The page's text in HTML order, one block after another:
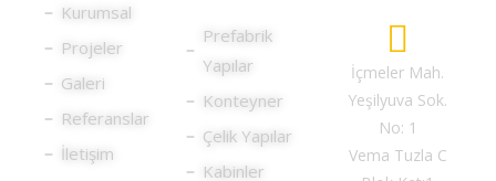
Kurumsal
Projeler
Galeri
Referanslar
İletişim
Prefabrik
Yapılar
Konteyner
Çelik Yapılar
Kabinler
İçmeler Mah.
Yeşilyuva Sok.
No: 1
Vema Tuzla C